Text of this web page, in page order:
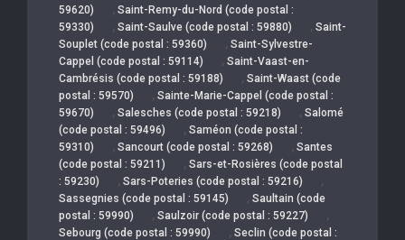
59620)
, Saint-Remy-du-Nord (code postal :
59330)
, Saint-Saulve (code postal : 59880) , Saint-
Souplet (code postal : 59360)
, Saint-Sylvestre-
Cappel (code postal : 59114)
, Saint-Vaast-en-
Cambrésis (code postal : 59188)
, Saint-Waast (code
postal : 59570)
, Sainte-Marie-Cappel (code postal :
59670)
, Salesches (code postal : 59218) , Salomé
(code postal : 59496)
, Saméon (code postal :
59310)
, Sancourt (code postal : 59268) , Santes
(code postal : 59211)
, Sars-et-Rosières (code postal
: 59230)
, Sars-Poteries (code postal : 59216) ,
Sassegnies (code postal : 59145) , Saultain (code
postal : 59990)
, Saulzoir (code postal : 59227) ,
Sebourg (code postal : 59990) , Seclin (code postal :